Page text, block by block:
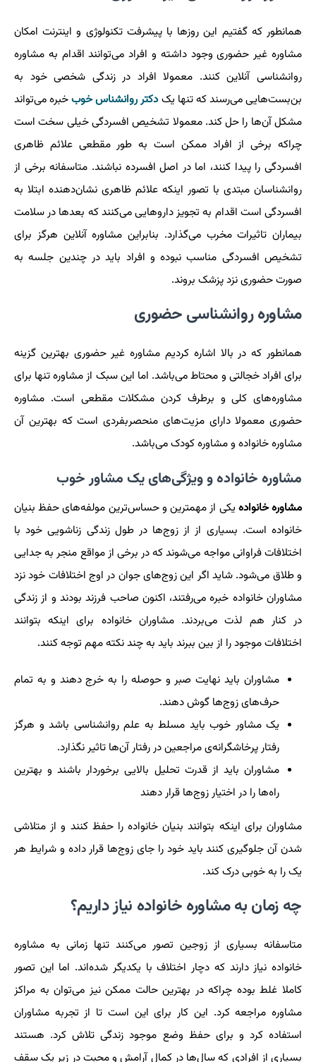
همانطور که گفتیم این روزها با پیشرفت تکنولوژی و اینترنت امکان
مشاوره غیر حضوری وجود داشته و افراد می‌توانند اقدام به مشاوره
روانشناسی آنلاین کنند. معمولا افراد در زندگی شخصی خود به
بن‌بست‌هایی می‌رسند که تنها یکدکتر روانشناس خوبخبره می‌تواند
مشکل آن‌ها را حل کند. معمولا تشخیص افسردگی خیلی سخت است
چراکه برخی از افراد ممکن است به طور مقطعی علائم ظاهری
افسردگی را پیدا کنند، اما در اصل افسرده نباشند. متاسفانه برخی از
روانشناسان مبتدی با تصور اینکه علائم ظاهری نشان‌دهنده ابتلا به
افسردگی است اقدام به تجویز داروهایی می‌کنند که بعدها در سلامت
بیماران تاثیرات مخرب می‌گذارد. بنابراین مشاوره آنلاین هرگز برای
تشخیص افسردگی مناسب نبوده و افراد باید در چندین جلسه به
صورت حضوری نزد پزشک بروند.
مشاوره روانشناسی حضوری
همانطور که در بالا اشاره کردیم مشاوره غیر حضوری بهترین گزینه
برای افراد خجالتی و محتاط می‌باشد. اما این سبک از مشاوره تنها برای
مشاوره‌های کلی و برطرف کردن مشکلات مقطعی است. مشاوره
حضوری معمولا دارای مزیت‌های منحصربفردی است که بهترین آن
مشاوره خانواده و مشاوره کودک می‌باشد.
مشاوره خانواده و ویژگی‌های یک مشاور خوب
مشاوره خانواده یکی از مهمترین و حساس‌ترین مولفه‌های حفظ بنیان
خانواده است. بسیاری از از زوج‌ها در طول زندگی زناشویی خود با
اختلافات فراوانی مواجه می‌شوند که در برخی از مواقع منجر به جدایی
و طلاق می‌شود. شاید اگر این زوج‌های جوان در اوج اختلافات خود نزد
مشاوران خانواده خبره می‌رفتند، اکنون صاحب فرزند بودند و از زندگی
در کنار هم لذت می‌بردند. مشاوران خانواده برای اینکه بتوانند
اختلافات موجود را از بین ببرند باید به چند نکته مهم توجه کنند.
مشاوران باید نهایت صبر و حوصله را به خرج دهند و به تمام
حرف‌های زوج‌ها گوش دهند.
یک مشاور خوب باید مسلط به علم روانشناسی باشد و هرگز
رفتار پرخاشگرانه‌ی مراجعین در رفتار آن‌ها تاثیر نگذارد.
مشاوران باید از قدرت تحلیل بالایی برخوردار باشند و بهترین
راه‌ها را در اختیار زوج‌ها قرار دهند
مشاوران برای اینکه بتوانند بنیان خانواده را حفظ کنند و از متلاشی
شدن آن جلوگیری کنند باید خود را جای زوج‌ها قرار داده و شرایط هر
یک را به خوبی درک کند.
چه زمان به مشاوره خانواده نیاز داریم؟
متاسفانه بسیاری از زوجین تصور می‌کنند تنها زمانی به مشاوره
خانواده نیاز دارند که دچار اختلاف با یکدیگر شده‌اند. اما این تصور
کاملا غلط بوده چراکه در بهترین حالت ممکن نیز می‌توان به مراکز
مشاوره مراجعه کرد. این کار برای این است تا از تجربه مشاوران
استفاده کرد و برای حفظ وضع موجود زندگی تلاش کرد. هستند
بسیاری از افرادی که سال‌ها در کمال آرامش و محبت در زیر یک سقف